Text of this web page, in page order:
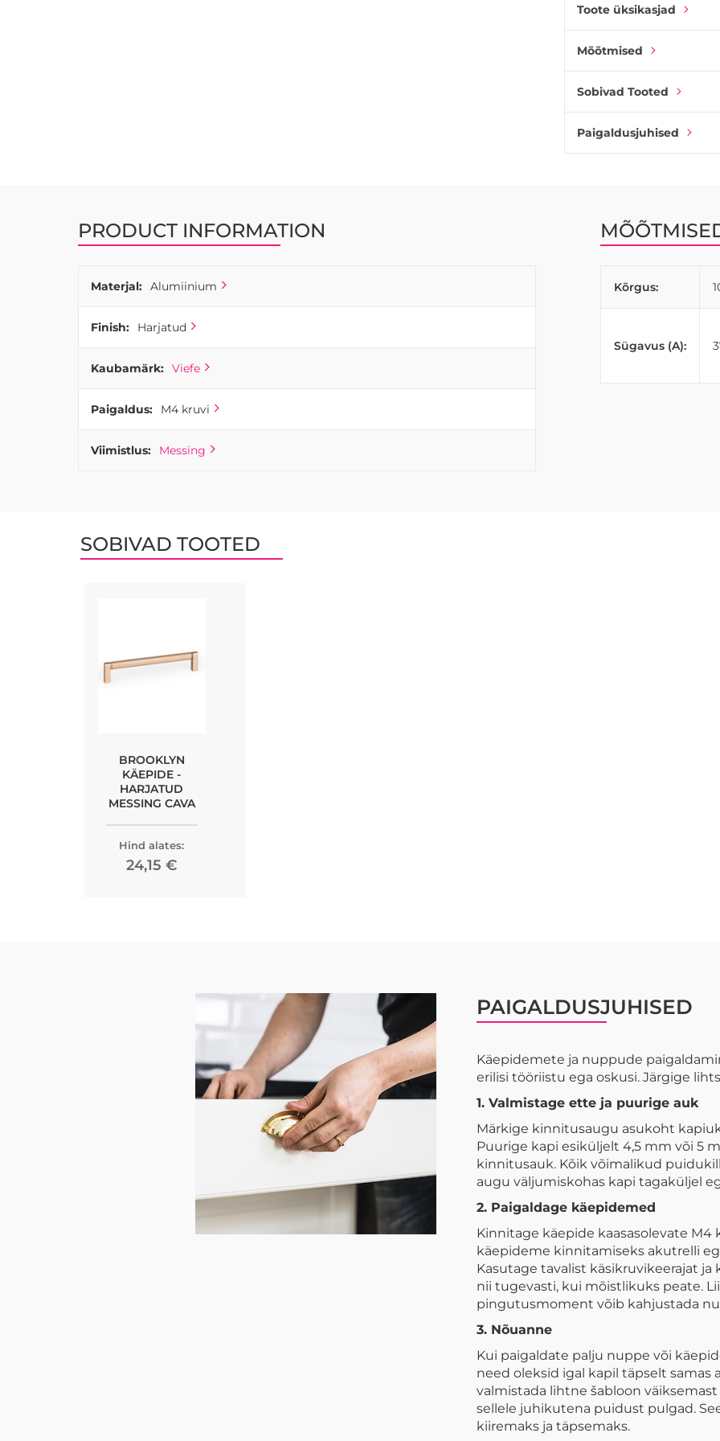
sobitada teie kodu
Toote üksikasjad
Mõõtmised
Sobivad Tooted
Paigaldusjuhised
PRODUCT INFORMATION
Materjal: Alumiinium
Finish: Harjatud
Kaubamärk: Viefe
Paigaldus: M4 kruvi
Viimistlus: Messing
Kõrgus:
Sügavus (A):
SOBIVAD TOOTED
BROOKLYN
KÄEPIDE -
HARJATUD
MESSING CAVA
Hind alates:
24,15 €
PAIGALDUSJUHISED
Käepidemete ja nuppude
erilisi tööriistu ega oskusi. Järgige
1. Valmistage ette ja puurige auk
Märkige kinnitusaugu asukoht
Puurige kapi esiküljelt 4,5 mm või 5
kinnitusauk. Kõik võimalikud
augu väljumiskohas kapi tagaküljel
2. Paigaldage käepidemed
Kinnitage käepide kaasasolevate M4
käepideme kinnitamiseks akutrelli
Kasutage tavalist käsikruvikeerajat
nii tugevasti, kui mõistlikuks peate.
pingutusmoment võib kahjustada
3. Nõuanne
Kui paigaldate palju nuppe või
need oleksid igal kapil täpselt samas
valmistada lihtne šabloon
sellele juhikutena puidust pulgad.
kiiremaks ja täpsemaks.